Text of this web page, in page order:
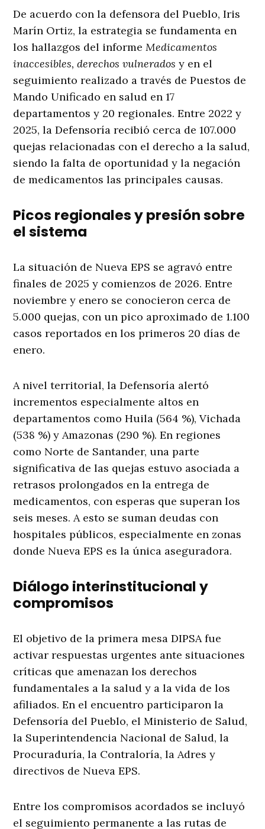
De acuerdo con la defensora del Pueblo, Iris
Marín Ortiz, la estrategia se fundamenta en
los hallazgos del informeMedicamentos
inaccesibles, derechos vulnerados y en el
seguimiento realizado a través de Puestos de
Mando Unificado en salud en 17
departamentos y 20 regionales. Entre 2022 y
2025, la Defensoría recibió cerca de 107.000
quejas relacionadas con el derecho a la salud,
siendo la falta de oportunidad y la negación
de medicamentos las principales causas.
Picos regionales y presión sobre
el sistema
La situación de Nueva EPS se agravó entre
finales de 2025 y comienzos de 2026. Entre
noviembre y enero se conocieron cerca de
5.000 quejas, con un pico aproximado de 1.100
casos reportados en los primeros 20 días de
enero.
A nivel territorial, la Defensoría alertó
incrementos especialmente altos en
departamentos como Huila (564 %), Vichada
(538 %) y Amazonas (290 %). En regiones
como Norte de Santander, una parte
significativa de las quejas estuvo asociada a
retrasos prolongados en la entrega de
medicamentos, con esperas que superan los
seis meses. A esto se suman deudas con
hospitales públicos, especialmente en zonas
donde Nueva EPS es la única aseguradora.
Diálogo interinstitucional y
compromisos
El objetivo de la primera mesa DIPSA fue
activar respuestas urgentes ante situaciones
críticas que amenazan los derechos
fundamentales a la salud y a la vida de los
afiliados. En el encuentro participaron la
Defensoría del Pueblo, el Ministerio de Salud,
la Superintendencia Nacional de Salud, la
Procuraduría, la Contraloría, la Adres y
directivos de Nueva EPS.
Entre los compromisos acordados se incluyó
el seguimiento permanente a las rutas de